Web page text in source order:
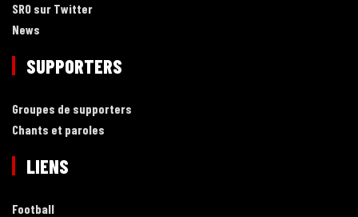
SRO sur Twitter
News
SUPPORTERS
Groupes de supporters
Chants et paroles
LIENS
Football